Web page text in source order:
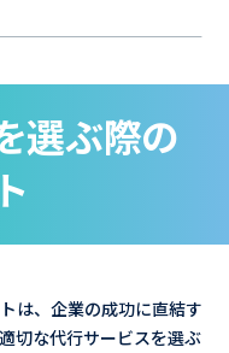
選ぶ際の
は、企業の成功に直結す
切な代行サービスを選ぶ